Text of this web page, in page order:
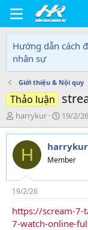
Hướng dẫn cách
nhân sự
Giới thiệu & Nội quy
Thảo luận
T
h
r
e
d
s
t
a
r
t
harrykur
N
g
à
y
g
i
19/2/26
H harrykur
Member
19/2/26
https://scream-7-
7-watch-online-